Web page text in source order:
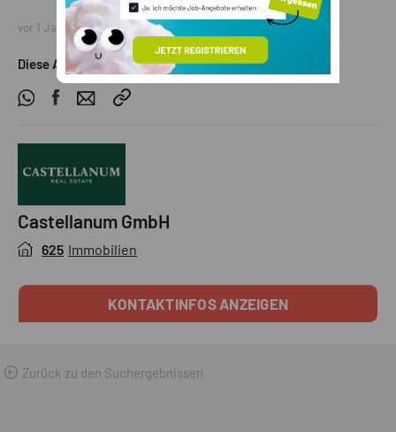
vor 1 Jahr
Diese Anzeige teilen
Castellanum GmbH
625 Immobilien
KONTAKTINFOS ANZEIGEN
Zurück zu den Suchergebnissen